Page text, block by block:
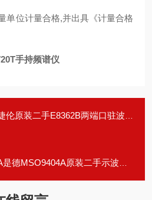
单位计量合格,并出具《计量合格
手持频谱仪
原装二手E8362B两端口驻波测试
MSO9404A原装二手示波器多台租售